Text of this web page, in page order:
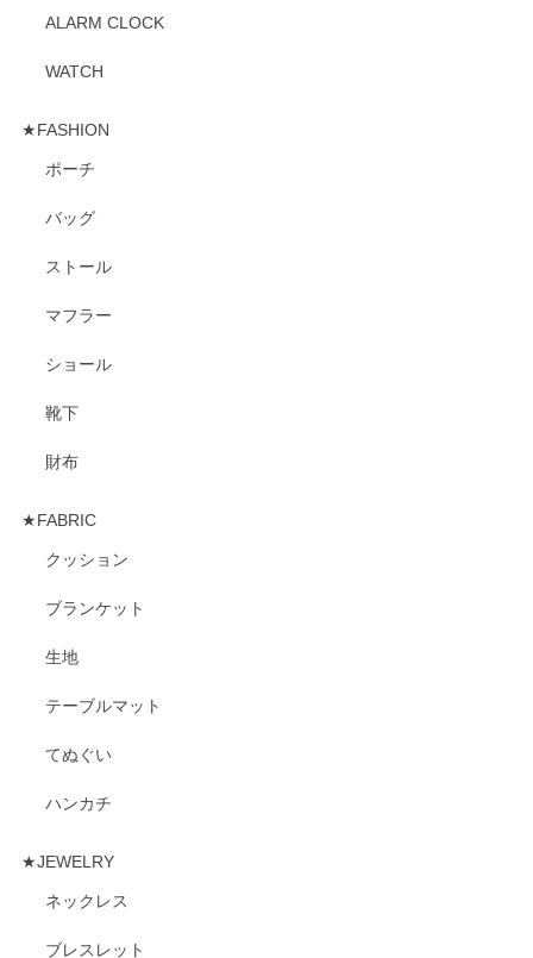
ALARM CLOCK
WATCH
★FASHION
ポーチ
バッグ
ストール
マフラー
ショール
靴下
財布
★FABRIC
クッション
ブランケット
生地
テーブルマット
てぬぐい
ハンカチ
★JEWELRY
ネックレス
ブレスレット